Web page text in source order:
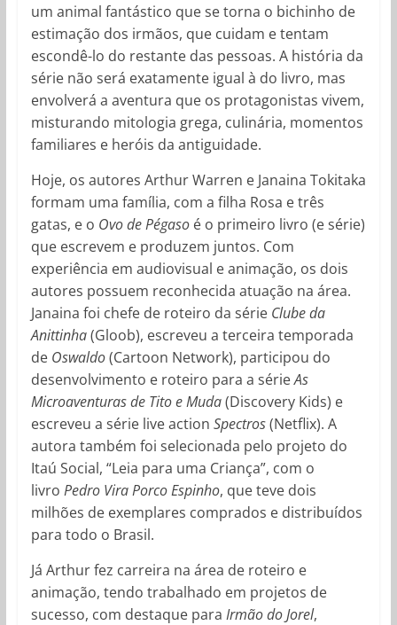
um animal fantástico que se torna o bichinho de
estimação dos irmãos, que cuidam e tentam
escondê-lo do restante das pessoas. A história da
série não será exatamente igual à do livro, mas
envolverá a aventura que os protagonistas vivem,
misturando mitologia grega, culinária, momentos
familiares e heróis da antiguidade.
Hoje, os autores Arthur Warren e Janaina Tokitaka
formam uma família, com a filha Rosa e três
gatas, e o Ovo de Pégasoé o primeiro livro (e série)
que escrevem e produzem juntos. Com
experiência em audiovisual e animação, os dois
autores possuem reconhecida atuação na área.
Janaina foi chefe de roteiro da série Clube da
Anittinha(Gloob), escreveu a terceira temporada
de Oswaldo(Cartoon Network), participou do
desenvolvimento e roteiro para a sérieAs
Microaventuras de Tito e Muda(Discovery Kids) e
escreveu a série live action Spectros(Netflix). A
autora também foi selecionada pelo projeto do
Itaú Social, “Leia para uma Criança”, com o
livro Pedro Vira Porco Espinho, que teve dois
milhões de exemplares comprados e distribuídos
para todo o Brasil.
Já Arthur fez carreira na área de roteiro e
animação, tendo trabalhado em projetos de
sucesso, com destaque para Irmão do Jorel,